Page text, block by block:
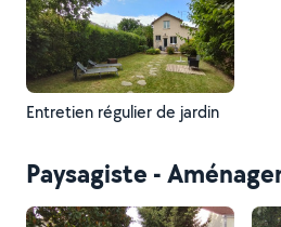
Entretien régulier de jardin
Paysagiste -